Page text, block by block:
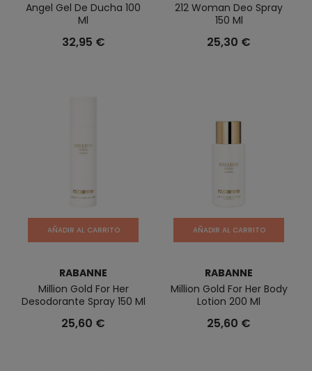
Angel Gel De Ducha 100
Ml
32,95 €
212 Woman Deo Spray
150 Ml
25,30 €
AÑADIR AL CARRITO
RABANNE
Million Gold For Her
Desodorante Spray 150 Ml
25,60 €
AÑADIR AL CARRITO
RABANNE
Million Gold For Her Body
Lotion 200 Ml
25,60 €